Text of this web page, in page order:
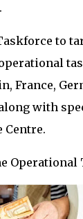
to
France,
with
Centre.
Operational